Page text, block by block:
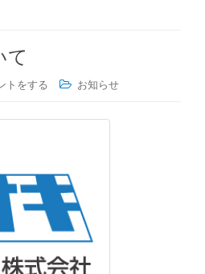
て
トをする お知らせ